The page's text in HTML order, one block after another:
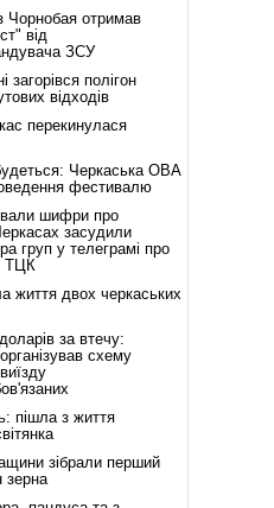
Чорнобая отримав
від
ЗСУ
загорівся полігон
відходів
перекинулася
Черкаська ОВА
фестивалю
шифри про
засудили
груп у телеграмі про
ТЦК
життя двох черкаських
за втечу:
схему
пішла з життя
зібрали перший
зерна